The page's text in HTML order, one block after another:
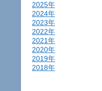
2025年
2024年
2023年
2022年
2021年
2020年
2019年
2018年